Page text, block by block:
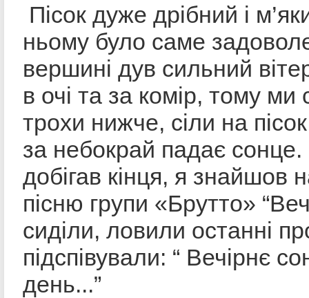
Пісок дуже дрібний і
ньому було саме
вершині дув сильний
в очі та за комір, тому ми
трохи нижче, сіли на
за небокрай падає
добігав кінця, я знайшов
пісню групи «Брутто»
сиділи, ловили останні
підспівували: “ Вечірнє
день...”